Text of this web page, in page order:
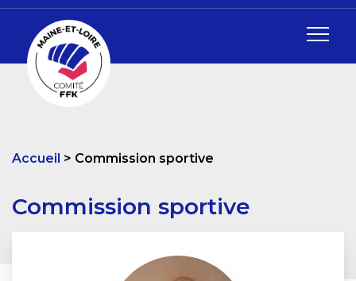
Accueil Commission sportive
Commission sportive